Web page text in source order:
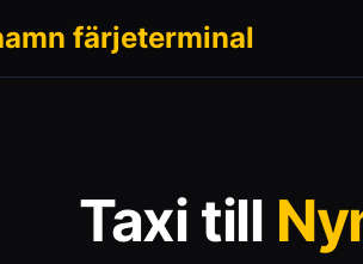
färjeterminal
Taxi till